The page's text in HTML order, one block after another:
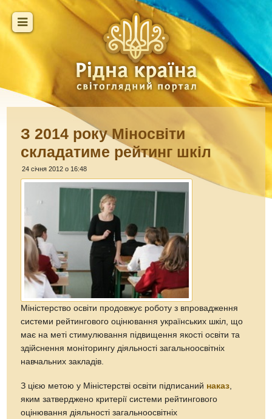
З 2014 року Міносвіти
складатиме рейтинг шкіл
24 січня 2012 о 16:48
Міністерство освіти продовжує роботу з впровадження
системи рейтингового оцінювання українських шкіл, що
має на меті стимулювання підвищення якості освіти та
здійснення моніторингу діяльності загальноосвітніх
навчальних закладів.
З цією метою у Міністерстві освіти підписаний наказ
яким затверджено критерії системи рейтингового
оцінювання діяльності загальноосвітніх